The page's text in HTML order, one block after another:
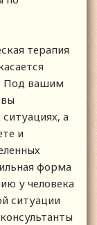
терапия
Под вашим
а
и
форма
у человека
ситуации